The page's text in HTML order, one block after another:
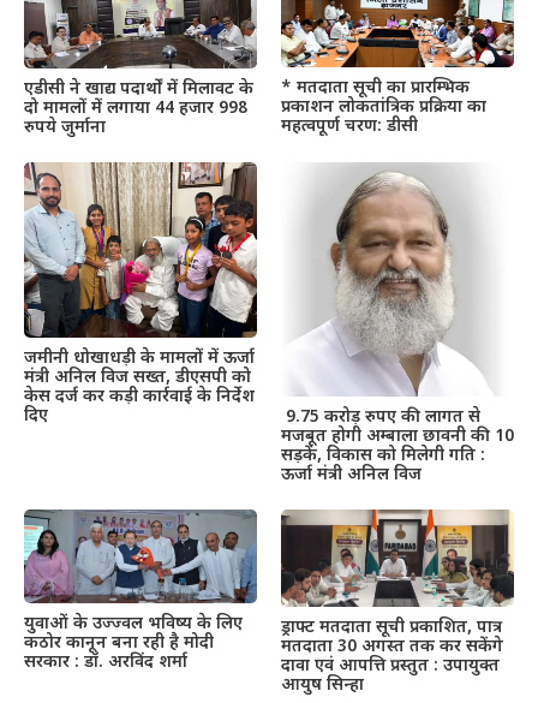
एडीसी ने खाद्य पदार्थों में मिलावट के
दो मामलों में लगाया 44 हजार 998
रुपये जुर्माना
* मतदाता सूची का प्रारम्भिक
प्रकाशन लोकतांत्रिक प्रक्रिया का
महत्वपूर्ण चरण: डीसी
जमीनी धोखाधड़ी के मामलों में ऊर्जा
मंत्री अनिल विज सख्त, डीएसपी को
केस दर्ज कर कड़ी कार्रवाई के निर्देश
दिए
9.75 करोड़ रुपए की लागत से
मजबूत होगी अम्बाला छावनी की 10
सड़कें, विकास को मिलेगी गति :
ऊर्जा मंत्री अनिल विज
युवाओं के उज्ज्वल भविष्य के लिए
कठोर कानून बना रही है मोदी
सरकार : डॉ. अरविंद शर्मा
ड्राफ्ट मतदाता सूची प्रकाशित, पात्र
मतदाता 30 अगस्त तक कर सकेंगे
दावा एवं आपत्ति प्रस्तुत : उपायुक्त
आयुष सिन्हा